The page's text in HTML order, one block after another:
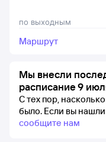
по выходным
Маршрут
Мы внесли
расписание 9
С тех пор,
было. Если вы
сообщите нам